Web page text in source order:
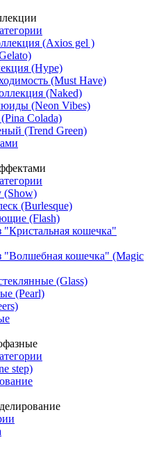
(Axios gel )
(Hype)
(Must Have)
(Naked)
(Neon Vibes)
Colada)
(Trend Green)
(Show)
(Burlesque)
(Flash)
"Кристальная кошечка"
"Волшебная кошечка" (Magic
(Glass)
(Pearl)
step)